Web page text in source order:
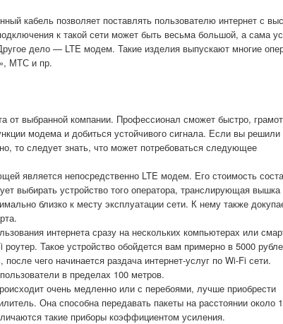
кабель позволяет поставлять пользователю интернет с
к такой сети может быть весьма большой, а сама
дело — LTE модем. Такие изделия выпускают многие
МТС и пр.
от выбранной компании. Профессионал сможет быстро,
модема и добиться устойчивого сигнала. Если вы решили
то следует знать, что может потребоваться следующее
является непосредственно LTE модем. Его стоимость
выбирать устройство того оператора, транслирующая вышка
близко к месту эксплуатации сети. К нему также
интернета сразу на нескольких компьютерах или
роутер. Такое устройство обойдется вам примерно в 5000
чего начинается раздача интернет-услуг по Wi-Fi сети.
в пределах 100 метров.
очень медленно или с перебоями, лучше приобрести
Она способна передавать пакеты на расстоянии около
такие приборы коэффициентом усиления.